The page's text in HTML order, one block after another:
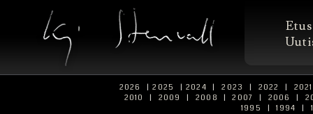
2026 | 2025 | 2024 | 2023 | 2022 |
2010
| 2009 | 2008 | 2007 | 2006 |
1995
| 1994 |